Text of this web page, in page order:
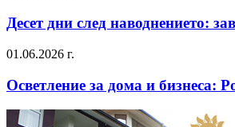
Десет дни след наводнението:
01.06.2026 г.
Осветление за дома и